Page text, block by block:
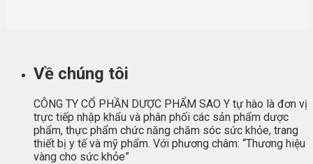
Về chúng tôi
CÔNG TY CỔ PHẦN DƯỢC PHẨM SAO Y tự hào là đơn vị
trực tiếp nhập khẩu và phân phối các sản phẩm dược
phẩm, thực phẩm chức năng chăm sóc sức khỏe, trang
thiết bị y tế và mỹ phẩm. Với phương châm: “Thương hiệu
vàng cho sức khỏe”